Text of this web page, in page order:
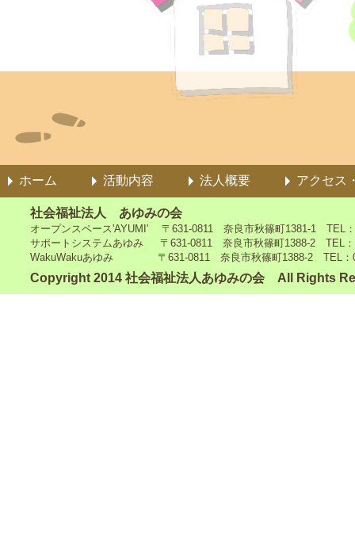
ホーム 活動内容 法人概要 アクセス
社会福祉法人 あゆみの会
オープンスペース'AYUMI' 〒631-0811 奈良市秋篠町1381-1 TEL
サポートシステムあゆみ 〒631-0811 奈良市秋篠町1388-2 TEL：
WakuWakuあゆみ 〒631-0811 奈良市秋篠町1388-2 TEL：
Copyright 2014 社会福祉法人あゆみの会 All Rights